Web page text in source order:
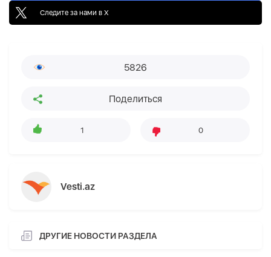
Следите за нами в X
5826
Поделиться
1 0
Vesti.az
ДРУГИЕ НОВОСТИ РАЗДЕЛА